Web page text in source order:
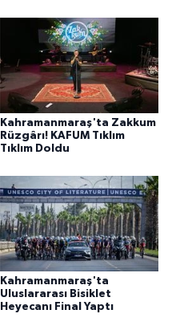
Kahramanmaraş'ta Zakkum
Rüzgârı! KAFUM Tıklım
Tıklım Doldu
Kahramanmaraş'ta
Uluslararası Bisiklet
Heyecanı Final Yaptı